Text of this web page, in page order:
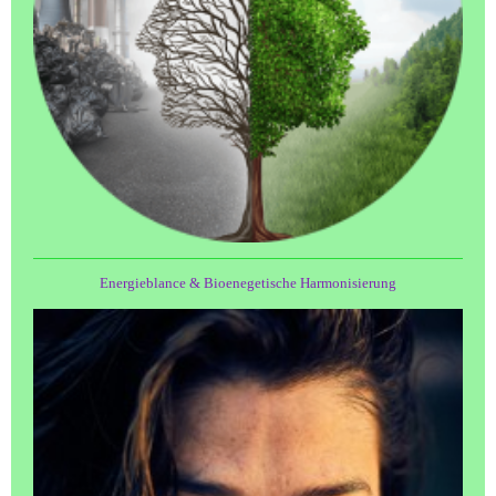
Energieblance & Bioenegetische Harmonisierung